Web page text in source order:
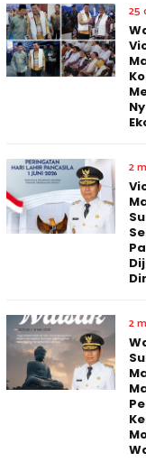
25
2
2